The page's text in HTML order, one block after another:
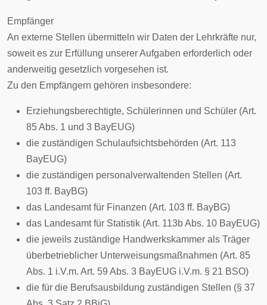
Empfänger
An externe Stellen übermitteln wir Daten der Lehrkräfte nur,
soweit es zur Erfüllung unserer Aufgaben erforderlich oder
anderweitig gesetzlich vorgesehen ist.
Zu den Empfängern gehören insbesondere:
Erziehungsberechtigte, Schülerinnen und Schüler (Art.
85 Abs. 1 und 3 BayEUG)
die zuständigen Schulaufsichtsbehörden (Art. 113
BayEUG)
die zuständigen personalverwaltenden Stellen (Art.
103 ff. BayBG)
das Landesamt für Finanzen (Art. 103 ff. BayBG)
das Landesamt für Statistik (Art. 113b Abs. 10 BayEUG)
die jeweils zuständige Handwerkskammer als Träger
überbetrieblicher Unterweisungsmaßnahmen (Art. 85
Abs. 1 i.V.m. Art. 59 Abs. 3 BayEUG i.V.m. § 21 BSO)
die für die Berufsausbildung zuständigen Stellen (§ 37